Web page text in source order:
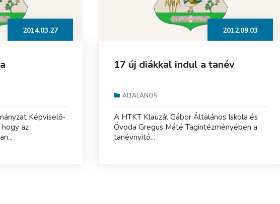
2014.03.27
Képviselő-
az
2012.09.03
17 új diákkal indul a tanév
ÁLTALÁNOS
A HTKT Klauzál Gábor Általános Iskola és
Óvoda Gregus Máté Tagintézményében a
tanévnyitó...